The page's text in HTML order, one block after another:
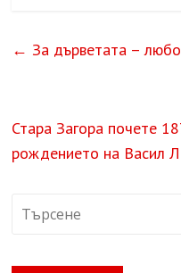
← За дърветата –
Стара Загора почете
рождението на Васил